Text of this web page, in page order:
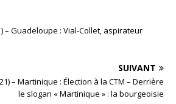
– Guadeloupe : Vial-Collet, aspirateur
SUIVANT
– Martinique : Élection à la CTM – Derrière
le slogan « Martinique » : la bourgeoisie